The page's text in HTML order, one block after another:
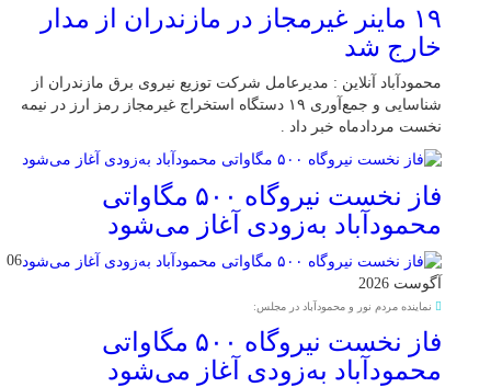
۱۹ ماینر غیرمجاز در مازندران از مدار
خارج شد
محمودآباد آنلاین : مدیرعامل شرکت توزیع نیروی برق مازندران از
شناسایی و جمع‌آوری ۱۹ دستگاه استخراج غیرمجاز رمز ارز در نیمه
نخست مردادماه خبر داد .
فاز نخست نیروگاه ۵۰۰ مگاواتی
محمودآباد به‌زودی آغاز می‌شود
06
آگوست 2026
نماینده مردم نور و محمودآباد در مجلس:
فاز نخست نیروگاه ۵۰۰ مگاواتی
محمودآباد به‌زودی آغاز می‌شود